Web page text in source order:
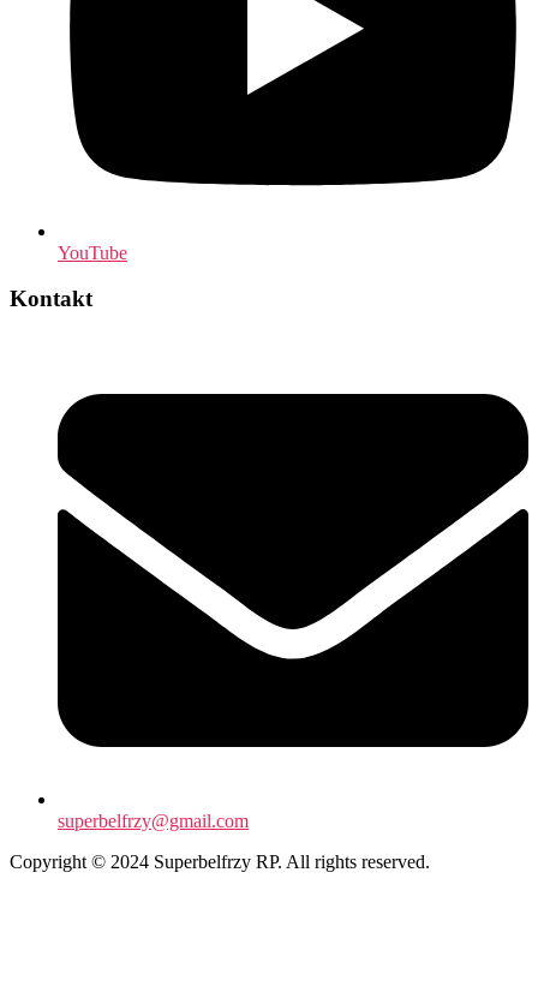
YouTube
Kontakt
superbelfrzy@gmail.com
Copyright © 2024 Superbelfrzy RP. All rights reserved.